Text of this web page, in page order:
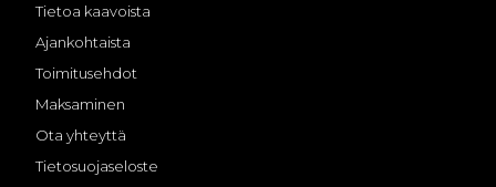
Tietoa kaavoista
Ajankohtaista
Toimitusehdot
Maksaminen
Ota yhteyttä
Tietosuojaseloste